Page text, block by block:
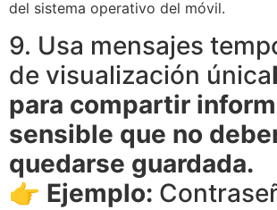
del sistema operativo del móvil.
9. Usa mensajes
de visualización única
para compartir
sensible que no
quedarse guardada.
👉 Ejemplo: